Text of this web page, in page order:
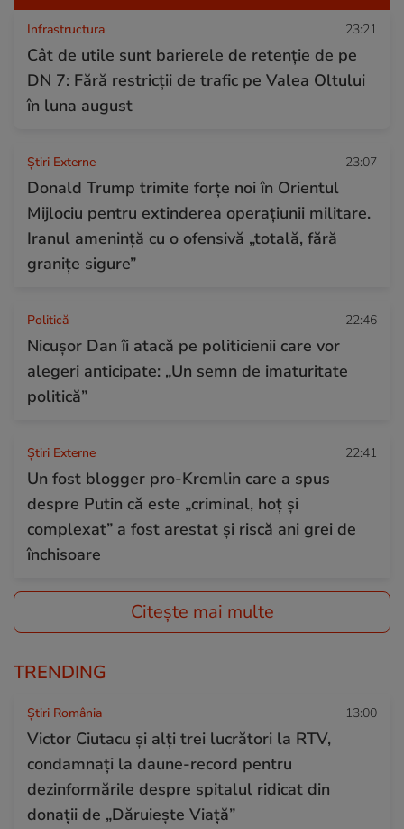
Infrastructura 23:21
Cât de utile sunt barierele de retenție de pe
DN 7: Fără restricții de trafic pe Valea Oltului
în luna august
Știri Externe 23:07
Donald Trump trimite forțe noi în Orientul
Mijlociu pentru extinderea operațiunii militare.
Iranul amenință cu o ofensivă „totală, fără
granițe sigure”
Politică 22:46
Nicușor Dan îi atacă pe politicienii care vor
alegeri anticipate: „Un semn de imaturitate
politică”
Știri Externe 22:41
Un fost blogger pro-Kremlin care a spus
despre Putin că este „criminal, hoț și
complexat” a fost arestat și riscă ani grei de
închisoare
Citește mai multe
TRENDING
Știri România 13:00
Victor Ciutacu și alți trei lucrători la RTV,
condamnați la daune-record pentru
dezinformările despre spitalul ridicat din
donații de „Dăruiește Viață”